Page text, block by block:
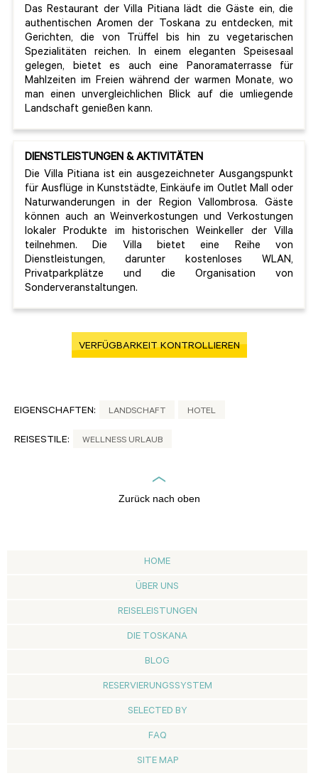
Das Restaurant der Villa Pitiana lädt die Gäste ein, die
authentischen Aromen der Toskana zu entdecken, mit
Gerichten, die von Trüffel bis hin zu vegetarischen
Spezialitäten reichen. In einem eleganten Speisesaal
gelegen, bietet es auch eine Panoramaterrasse für
Mahlzeiten im Freien während der warmen Monate, wo
man einen unvergleichlichen Blick auf die umliegende
Landschaft genießen kann.
DIENSTLEISTUNGEN & AKTIVITÄTEN
Die Villa Pitiana ist ein ausgezeichneter Ausgangspunkt
für Ausflüge in Kunststädte, Einkäufe im Outlet Mall oder
Naturwanderungen in der Region Vallombrosa. Gäste
können auch an Weinverkostungen und Verkostungen
lokaler Produkte im historischen Weinkeller der Villa
teilnehmen. Die Villa bietet eine Reihe von
Dienstleistungen, darunter kostenloses WLAN,
Privatparkplätze und die Organisation von
Sonderveranstaltungen.
VERFÜGBARKEIT KONTROLLIEREN
EIGENSCHAFTEN: LANDSCHAFT HOTEL
REISESTILE: WELLNESS URLAUB
Zurück nach oben
HOME
ÜBER UNS
REISELEISTUNGEN
DIE TOSKANA
BLOG
RESERVIERUNGSSYSTEM
SELECTED BY
FAQ
SITE MAP